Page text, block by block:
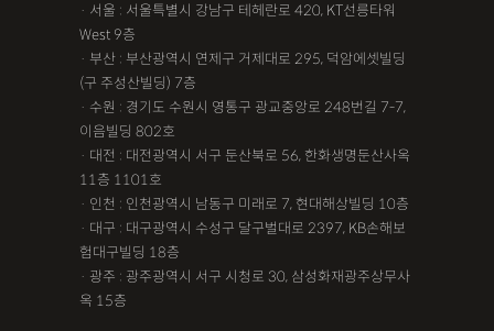
· 서울 : 서울특별시 강남구 테헤란로 420, KT선릉타워
West 9층
· 부산 : 부산광역시 연제구 거제대로 295, 덕암에셋빌딩
(구 주성산빌딩) 7층
· 수원 : 경기도 수원시 영통구 광교중앙로 248번길 7-7,
이음빌딩 802호
· 대전 : 대전광역시 서구 둔산북로 56, 한화생명둔산사옥
11층 1101호
· 인천 : 인천광역시 남동구 미래로 7, 현대해상빌딩 10층
· 대구 : 대구광역시 수성구 달구벌대로 2397, KB손해보
험대구빌딩 18층
· 광주 : 광주광역시 서구 시청로 30, 삼성화재광주상무사
옥 15층